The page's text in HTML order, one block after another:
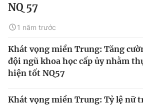
NQ 57
1 năm trước
Khát vọng miền Trung: Tăng
đội ngũ khoa học cấp ủy nhằm
hiện tốt NQ57
Khát vọng miền Trung: Tỷ lệ nữ